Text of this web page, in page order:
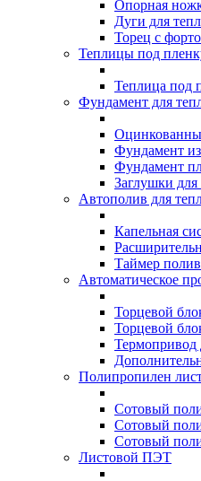
Опорная
Дуги для
Торец с
Теплицы под
Теплица под
Фундамент для
Фундамент из
Фундамент
Заглушки для
Автополив для
Капельная
Таймер
Автоматическое
Торцевой
Торцевой
Термопривод
Полипропилен
Сотовый
Сотовый
Сотовый
Листовой ПЭТ